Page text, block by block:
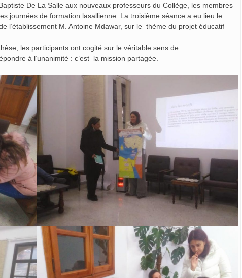
De La Salle aux nouveaux professeurs du Collège, les membres
journées de formation lasallienne. La troisième séance a eu lieu le
l’établissement M. Antoine Mdawar, sur le thème du projet éducatif
les participants ont cogité sur le véritable sens de
à l’unanimité : c’est la mission partagée.